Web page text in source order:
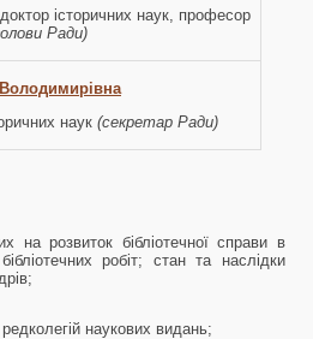
історичних наук, професор
Ради)
Володимирівна
наук (секретар Ради)
на розвиток бібліотечної справи в
робіт; стан та наслідки
наукових видань;